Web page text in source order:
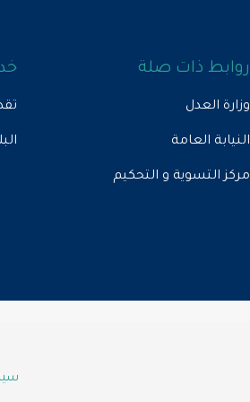
روابط ذات صلة
وزارة العدل
النيابة العامة
مركز التسوية و التحكيم